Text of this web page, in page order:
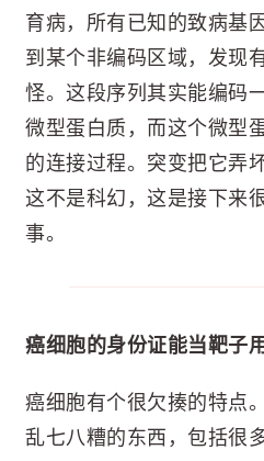
育病，所有已知的致病基
到某个非编码区域，发现
怪。这段序列其实能编码
微型蛋白质，而这个微型
的连接过程。突变把它弄
这不是科幻，这是接下来
事。
癌细胞的身份证能当靶子用
癌细胞有个很欠揍的特点
乱七八糟的东西，包括很